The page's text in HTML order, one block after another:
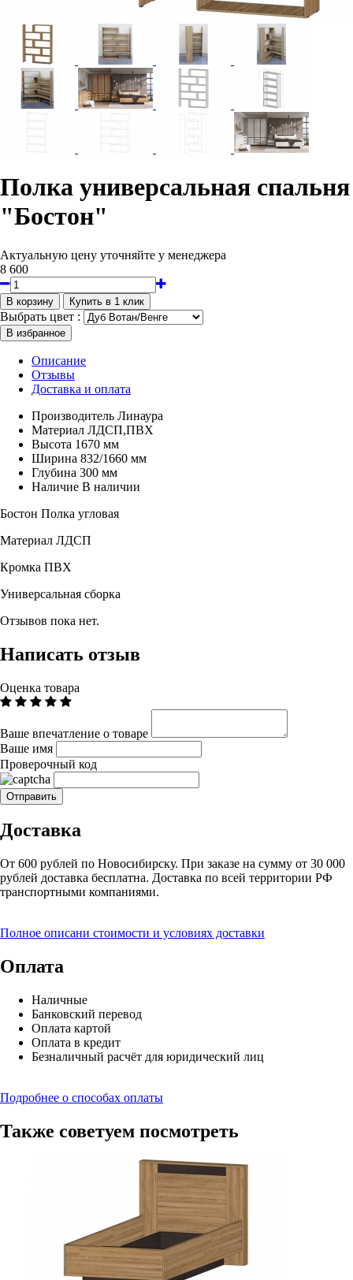
Полка универсальная спальня
"Бостон"
Актуальную цену уточняйте у менеджера
8 600
Выбрать цвет :
Описание
Отзывы
Доставка и оплата
Производитель Линаура
Материал ЛДСП,ПВХ
Высота 1670 мм
Ширина 832/1660 мм
Глубина 300 мм
Наличие В наличии
Бостон Полка угловая
Материал ЛДСП
Кромка ПВХ
Универсальная сборка
Отзывов пока нет.
Написать отзыв
Оценка товара
Ваше впечатление о товаре
Ваше имя
Проверочный код
Доставка
От 600 рублей по Новосибирску. При заказе на сумму от 30 000
рублей доставка бесплатна. Доставка по всей территории РФ
транспортными компаниями.
Полное описани стоимости и условиях доставки
Оплата
Наличные
Банковский перевод
Оплата картой
Оплата в кредит
Безналичный расчёт для юридический лиц
Подробнее о способах оплаты
Также советуем посмотреть